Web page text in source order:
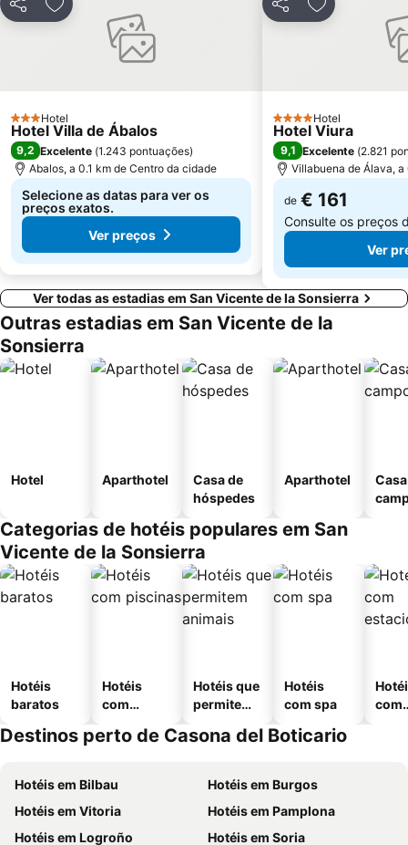
PartilharAdicionar aos favoritos
3 Estrelas
Hotel
Hotel Villa de Ábalos
9,2 Excelente (1.243 pontuações)
Abalos, a 0.1 km de Centro da cidade
Selecione as datas para ver os
preços exatos.
Ver preços
PartilharAdicionar
4 Estrelas
Hotel
Hotel Viura
9,1 Excelente (2.821
Villabuena de Álava,
de € 161
Consulte os preços
Ver
Ver todas as estadias em San Vicente de la Sonsierra
Outras estadias em San Vicente de la
Sonsierra
Hotel Aparthotel
Casa de
hóspedes
Aparthotel
Categorias de hotéis populares em San
Vicente de la Sonsierra
Hotéis
baratos
Hotéis
com
Hotéis que
permitem
Hotéis
com spa
com
Destinos perto de Casona del Boticario
Hotéis em Bilbau
Hotéis em Burgos
Hotéis em Vitoria
Hotéis em Pamplona
Hotéis em Logroño
Hotéis em Soria